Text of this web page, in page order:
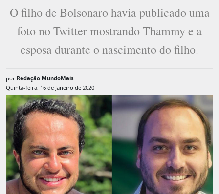
O filho de Bolsonaro havia publicado uma
foto no Twitter mostrando Thammy e a
esposa durante o nascimento do filho.
por Redação MundoMais
Quinta-feira, 16 de Janeiro de 2020